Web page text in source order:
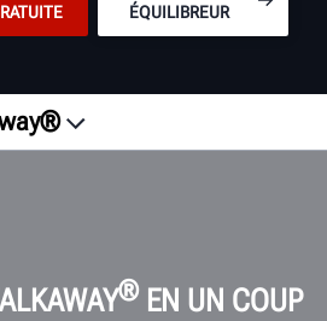
ÉQUILIBREUR
® EN UN COUP